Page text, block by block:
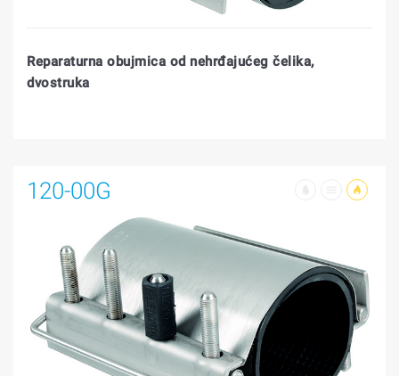
Reparaturna obujmica od nehrđajućeg čelika,
dvostruka
120-00G